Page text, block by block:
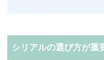
シリアルの選び方が重